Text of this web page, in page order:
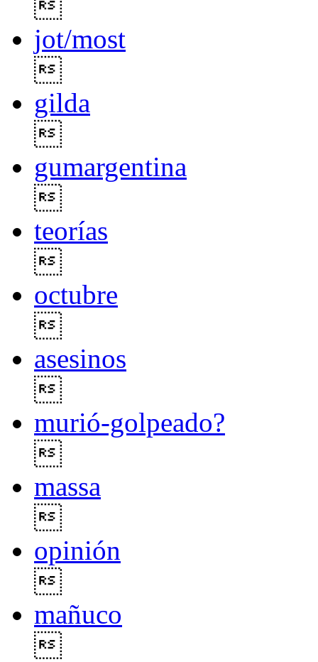
jot/most
gilda
gumargentina
teorías
octubre
asesinos
murió-golpeado?
massa
opinión
mañuco